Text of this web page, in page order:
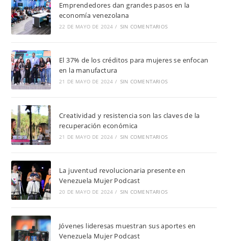
Emprendedores dan grandes pasos en la
economía venezolana
22 DE MAYO DE 2024 / SIN COMENTARIOS
El 37% de los créditos para mujeres se enfocan
en la manufactura
21 DE MAYO DE 2024 / SIN COMENTARIOS
Creatividad y resistencia son las claves de la
recuperación económica
21 DE MAYO DE 2024 / SIN COMENTARIOS
La juventud revolucionaria presente en
Venezuela Mujer Podcast
20 DE MAYO DE 2024 / SIN COMENTARIOS
Jóvenes lideresas muestran sus aportes en
Venezuela Mujer Podcast